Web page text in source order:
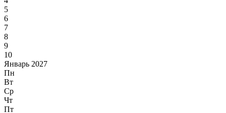
5
6
7
8
9
10
Январь 2027
Пн
Вт
Ср
Чт
Пт